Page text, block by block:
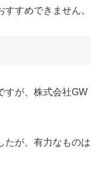
すめできません。
すが、株式会社GW
たが、有力なものは